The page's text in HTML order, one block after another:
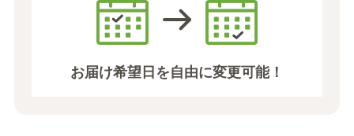
お届け希望日を自由に変更可能！